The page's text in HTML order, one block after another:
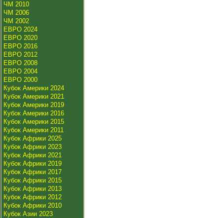
ЧМ 2010
ЧМ 2006
ЧМ 2002
ЕВРО 2024
ЕВРО 2020
ЕВРО 2016
ЕВРО 2012
ЕВРО 2008
ЕВРО 2004
ЕВРО 2000
Кубок Америки 2024
Кубок Америки 2021
Кубок Америки 2019
Кубок Америки 2016
Кубок Америки 2015
Кубок Америки 2011
Кубок Африки 2025
Кубок Африки 2023
Кубок Африки 2021
Кубок Африки 2019
Кубок Африки 2017
Кубок Африки 2015
Кубок Африки 2013
Кубок Африки 2012
Кубок Африки 2010
Кубок Азии 2023